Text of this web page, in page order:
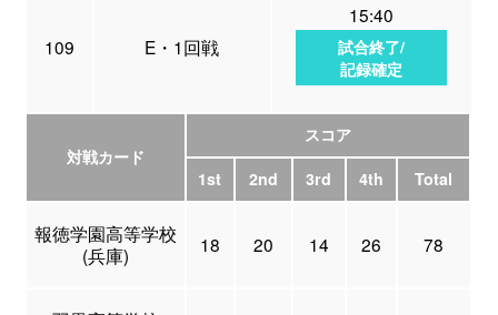
109 E・1回戦
15:40
試合終了/
記録確定
対戦カード
スコア
1st
2nd 3rd 4th Total
報徳学園高等学校
(兵庫)
18 20 14 26 78